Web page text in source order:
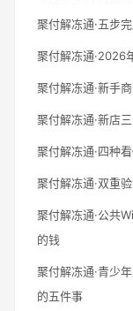
聚付解冻通·五步
聚付解冻通·2026
聚付解冻通·新手
聚付解冻通·新店
聚付解冻通·四种
聚付解冻通·双重
聚付解冻通·公共
的钱
聚付解冻通·青少
的五件事